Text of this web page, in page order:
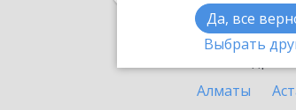
Да, все
Выбрать
Алматы